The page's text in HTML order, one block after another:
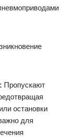
Пропускают
остановки
для